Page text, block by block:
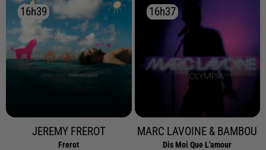
16h39
16h39
JEREMY FREROT
Frerot
16h37
16h37
MARC LAVOINE & BAMBOU
Dis Moi Que L'amour